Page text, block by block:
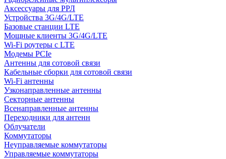
Аксессуары для РРЛ
Устройства 3G/4G/LTE
Базовые станции LTE
Мощные клиенты 3G/4G/LTE
Wi-Fi роутеры с LTE
Модемы PCIe
Антенны для сотовой связи
Кабельные сборки для сотовой связи
Wi-Fi антенны
Узконаправленные антенны
Секторные антенны
Всенаправленные антенны
Переходники для антенн
Облучатели
Коммутаторы
Неуправляемые коммутаторы
Управляемые коммутаторы